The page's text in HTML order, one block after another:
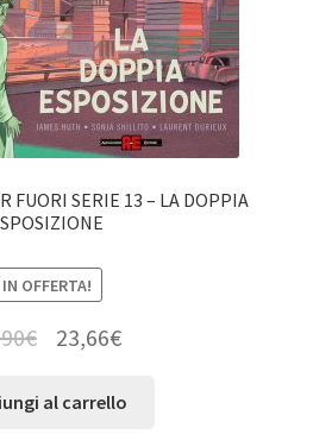
FUORI SERIE 13 – LA DOPPIA
IN OFFERTA!
€ 23,66€
al carrello